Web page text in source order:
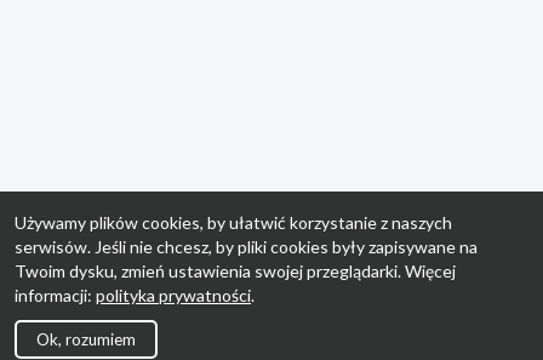
Używamy plików cookies, by ułatwić korzystanie z naszych
serwisów. Jeśli nie chcesz, by pliki cookies były zapisywane na
Twoim dysku, zmień ustawienia swojej przeglądarki. Więcej
informacji: polityka prywatności.
Ok, rozumiem